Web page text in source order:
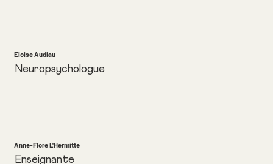
Eloise Audiau
Neuropsychologue
Anne-Flore L'Hermitte
Enseignante